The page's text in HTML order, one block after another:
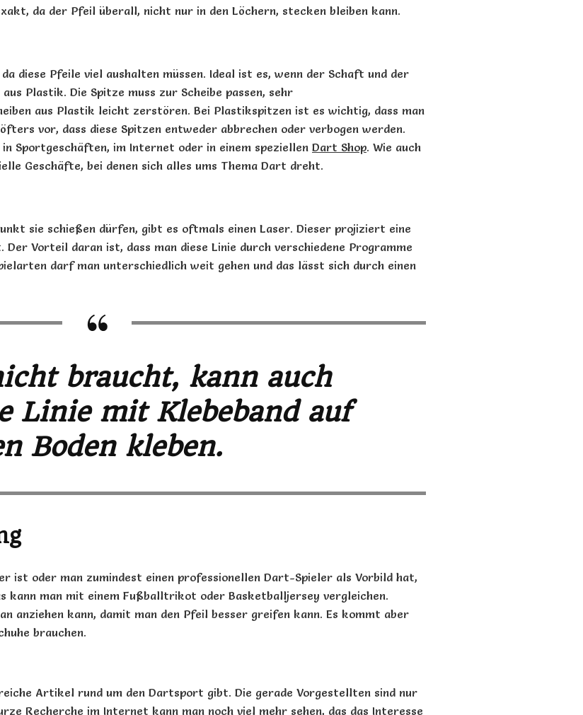
da der Pfeil überall, nicht nur in den Löchern, stecken bleiben kann.
diese Pfeile viel aushalten müssen. Ideal ist es, wenn der Schaft und der
Plastik. Die Spitze muss zur Scheibe passen, sehr
aus Plastik leicht zerstören. Bei Plastikspitzen ist es wichtig, dass man
vor, dass diese Spitzen entweder abbrechen oder verbogen werden.
Sportgeschäften, im Internet oder in einem speziellen Dart Shop. Wie auch
Geschäfte, bei denen sich alles ums Thema Dart dreht.
sie schießen dürfen, gibt es oftmals einen Laser. Dieser projiziert eine
Vorteil daran ist, dass man diese Linie durch verschiedene Programme
darf man unterschiedlich weit gehen und das lässt sich durch einen
braucht, kann auch
Linie mit Klebeband auf
Boden kleben.
ist oder man zumindest einen professionellen Dart-Spieler als Vorbild hat,
kann man mit einem Fußballtrikot oder Basketballjersey vergleichen.
anziehen kann, damit man den Pfeil besser greifen kann. Es kommt aber
brauchen.
Artikel rund um den Dartsport gibt. Die gerade Vorgestellten sind nur
Recherche im Internet kann man noch viel mehr sehen, das das Interesse